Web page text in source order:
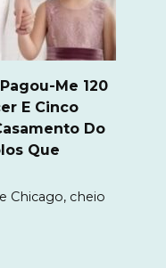
Me 120
E Cinco
Do
Que
Chicago, cheio